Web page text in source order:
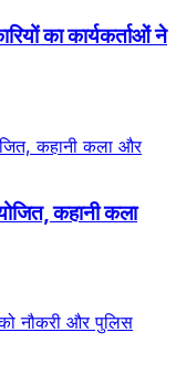
का कार्यकर्ताओं ने
कहानी कला